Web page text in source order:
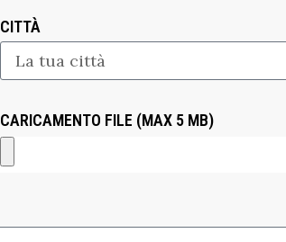
CITTÀ
CARICAMENTO FILE (MAX 5 MB)